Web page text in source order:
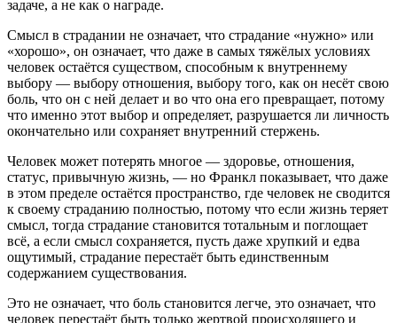
задаче, а не как о награде.
Смысл в страдании не означает, что страдание «нужно» или
«хорошо», он означает, что даже в самых тяжёлых условиях
человек остаётся существом, способным к внутреннему
выбору — выбору отношения, выбору того, как он несёт свою
боль, что он с ней делает и во что она его превращает, потому
что именно этот выбор и определяет, разрушается ли личность
окончательно или сохраняет внутренний стержень.
Человек может потерять многое — здоровье, отношения,
статус, привычную жизнь, — но Франкл показывает, что даже
в этом пределе остаётся пространство, где человек не сводится
к своему страданию полностью, потому что если жизнь теряет
смысл, тогда страдание становится тотальным и поглощает
всё, а если смысл сохраняется, пусть даже хрупкий и едва
ощутимый, страдание перестаёт быть единственным
содержанием существования.
Это не означает, что боль становится легче, это означает, что
человек перестаёт быть только жертвой происходящего и